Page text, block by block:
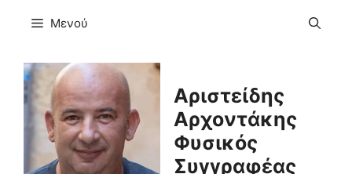
Μενού
Αριστείδης
Αρχοντάκης
Φυσικός
Συγγραφέας